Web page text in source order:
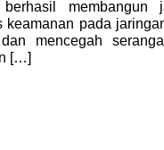
membangun
keamanan pada
mencegah
[…]